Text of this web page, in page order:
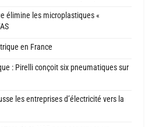
élimine les microplastiques «
en France
: Pirelli conçoit six pneumatiques sur
les entreprises d’électricité vers la